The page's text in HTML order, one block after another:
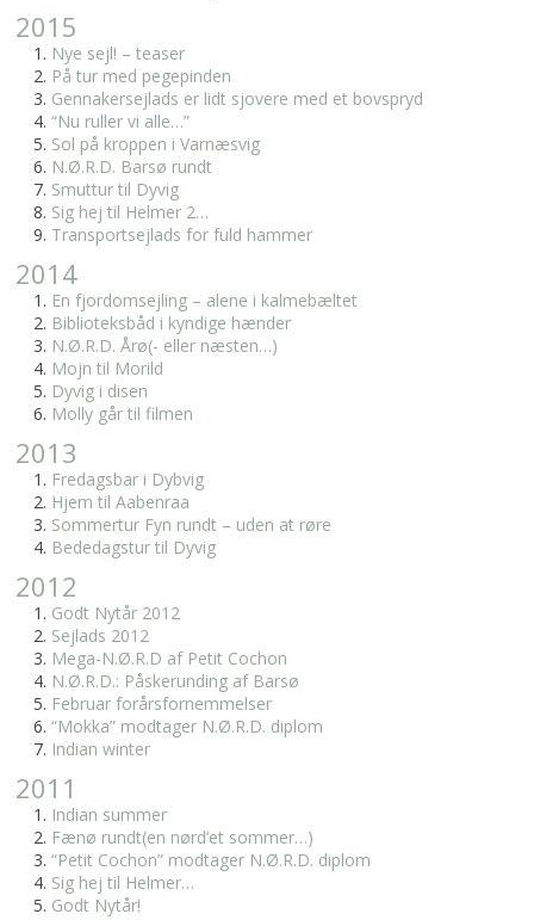
2015
Nye sejl! – teaser
På tur med pegepinden
Gennakersejlads er lidt sjovere med et bovspryd
“Nu ruller vi alle…”
Sol på kroppen i Varnæsvig
N.Ø.R.D. Barsø rundt
Smuttur til Dyvig
Sig hej til Helmer 2…
Transportsejlads for fuld hammer
2014
En fjordomsejling – alene i kalmebæltet
Biblioteksbåd i kyndige hænder
N.Ø.R.D. Årø(- eller næsten…)
Mojn til Morild
Dyvig i disen
Molly går til filmen
2013
Fredagsbar i Dybvig
Hjem til Aabenraa
Sommertur Fyn rundt – uden at røre
Bededagstur til Dyvig
2012
Godt Nytår 2012
Sejlads 2012
Mega-N.Ø.R.D af Petit Cochon
N.Ø.R.D.: Påskerunding af Barsø
Februar forårsfornemmelser
“Mokka” modtager N.Ø.R.D. diplom
Indian winter
2011
Indian summer
Fænø rundt(en nørd’et sommer…)
“Petit Cochon” modtager N.Ø.R.D. diplom
Sig hej til Helmer…
Godt Nytår!